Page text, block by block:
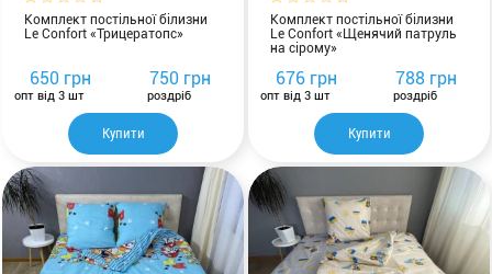
Комплект постільної білизни
Le Confort «Трицератопс»
Купити
650 грн
опт від 3 шт
750 грн
роздріб
Комплект постільної білизни
Le Confort «Щенячий патруль
на сірому»
Купити
676 грн
опт від 3 шт
788 грн
роздріб